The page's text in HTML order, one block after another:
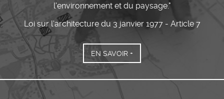
l'environnement et du paysage."
Loi sur l'architecture du 3 janvier 1977 - Article 7
EN SAVOIR +